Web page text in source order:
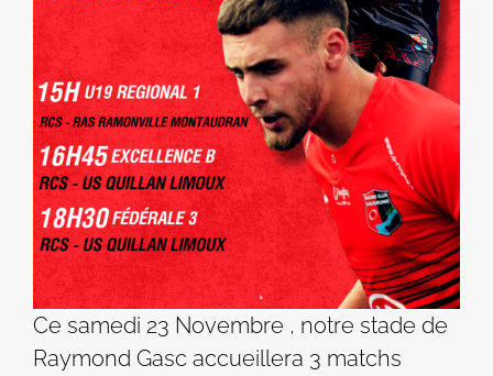
Ce samedi 23 Novembre , notre stade de
Raymond Gasc accueillera 3 matchs